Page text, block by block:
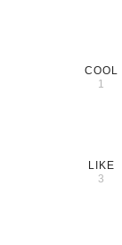
COOL
1
LIKE
3